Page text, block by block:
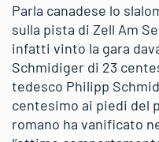
Parla canadese lo
sulla pista di Zell Am
infatti vinto la gara
Schmidiger di 23
tedesco Philipp
centesimo ai piedi del
romano ha vanificato